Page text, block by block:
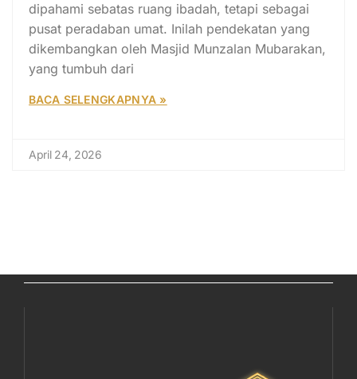
dipahami sebatas ruang ibadah, tetapi sebagai
pusat peradaban umat. Inilah pendekatan yang
dikembangkan oleh Masjid Munzalan Mubarakan,
yang tumbuh dari
BACA SELENGKAPNYA »
April 24, 2026